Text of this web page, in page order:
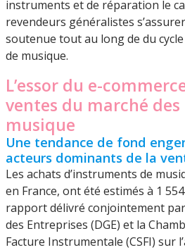
instruments et de réparation le
revendeurs généralistes
soutenue tout au long de du
de musique.
L’essor du e-
ventes du marché
musique
Une tendance de fond
acteurs dominants de la
Les achats d’instruments de
en France, ont été estimés à 1
rapport délivré conjointement
des Entreprises (DGE) et la
Facture Instrumentale (CSFI) sur